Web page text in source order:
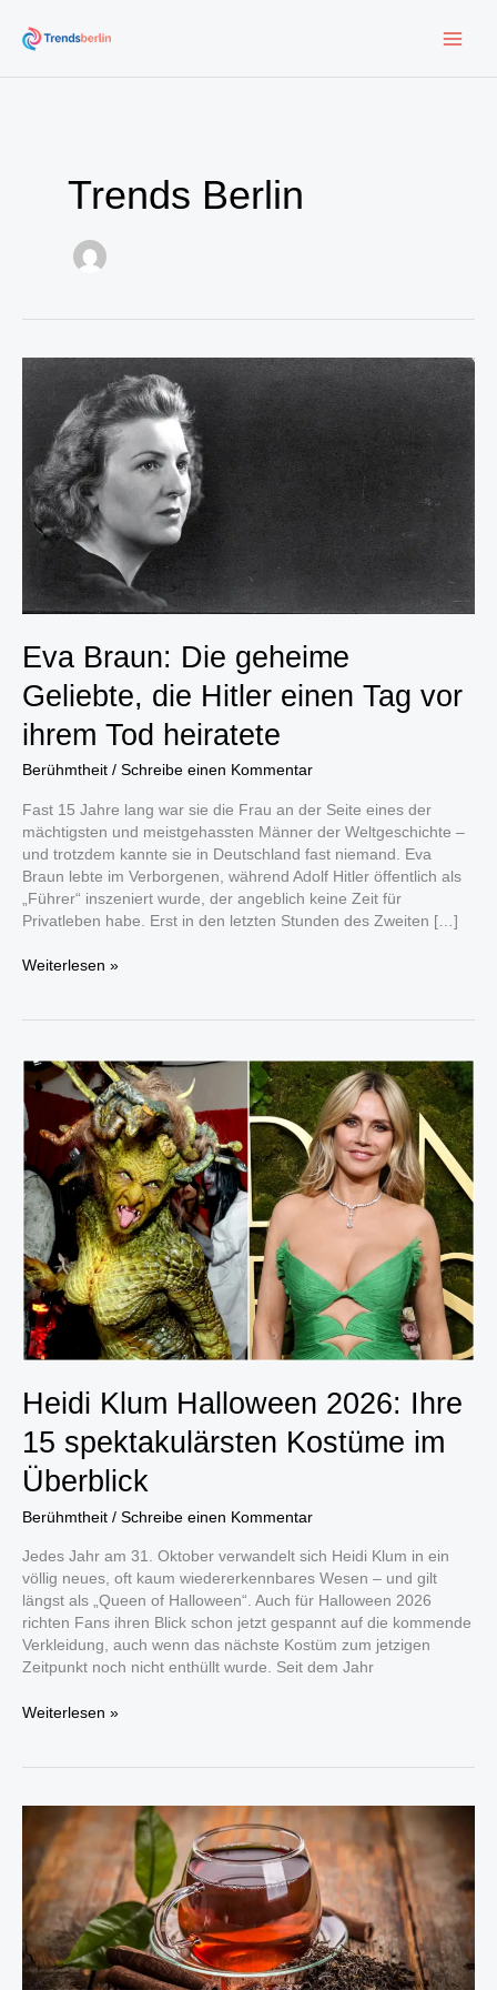
Inhalt
springen
Trends Berlin
Eva Braun: Die geheime
Geliebte, die Hitler einen Tag vor
ihrem Tod heiratete
Berühmtheit / Schreibe einen Kommentar
Fast 15 Jahre lang war sie die Frau an der Seite eines der
mächtigsten und meistgehassten Männer der Weltgeschichte –
und trotzdem kannte sie in Deutschland fast niemand. Eva
Braun lebte im Verborgenen, während Adolf Hitler öffentlich als
„Führer“ inszeniert wurde, der angeblich keine Zeit für
Privatleben habe. Erst in den letzten Stunden des Zweiten […]
Eva
die
Hitler
einen
Tag
vor
ihrem
Tod
heiratete
Weiterlesen »
Heidi Klum Halloween 2026: Ihre
15 spektakulärsten Kostüme im
Überblick
Berühmtheit / Schreibe einen Kommentar
Jedes Jahr am 31. Oktober verwandelt sich Heidi Klum in ein
völlig neues, oft kaum wiedererkennbares Wesen – und gilt
längst als „Queen of Halloween“. Auch für Halloween 2026
richten Fans ihren Blick schon jetzt gespannt auf die kommende
Verkleidung, auch wenn das nächste Kostüm zum jetzigen
Zeitpunkt noch nicht enthüllt wurde. Seit dem Jahr
Heidi
spektakulärsten
Kostüme
im
Überblick
Weiterlesen »